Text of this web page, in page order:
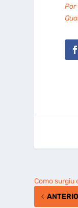
Por
Como surgiu